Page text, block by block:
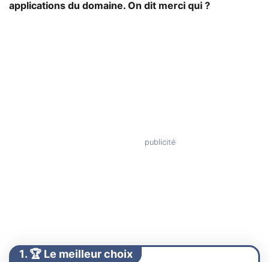
applications du domaine. On dit merci qui ?
1. 🏆 Le meilleur choix